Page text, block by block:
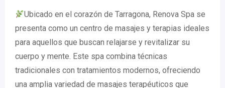
Ubicado en el corazón de Tarragona, Renova Spa se
presenta como un centro de masajes y terapias ideales
para aquellos que buscan relajarse y revitalizar su
cuerpo y mente. Este spa combina técnicas
tradicionales con tratamientos modernos, ofreciendo
una amplia variedad de masajes terapéuticos que